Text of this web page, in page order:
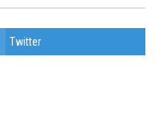
Twitter